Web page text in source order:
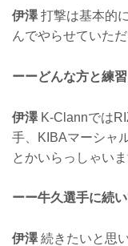
伊澤打撃は基本的
んでやらせていただ
ーーどんな方と練
伊澤K-Clannでは
手、KIBAマーシャ
とかいらっしゃいま
ーー牛久選手に続
伊澤続きたいと思